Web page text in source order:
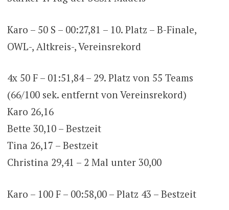
Karo – 50 S – 00:27,81 – 10. Platz – B-Finale,
OWL-, Altkreis-, Vereinsrekord
4x 50 F – 01:51,84 – 29. Platz von 55 Teams
(66/100 sek. entfernt von Vereinsrekord)
Karo 26,16
Bette 30,10 – Bestzeit
Tina 26,17 – Bestzeit
Christina 29,41 – 2 Mal unter 30,00
Karo – 100 F – 00:58,00 – Platz 43 – Bestzeit